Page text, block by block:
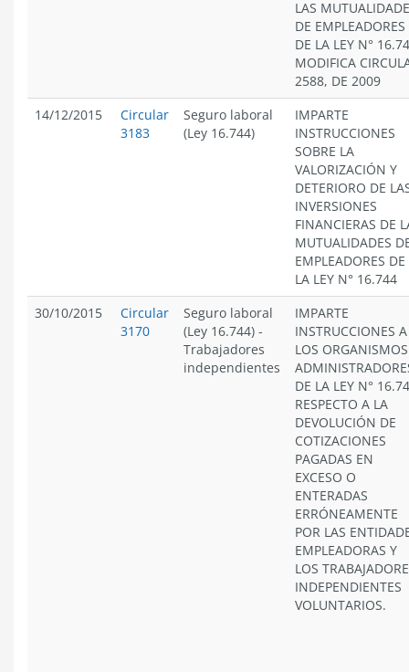
LAS
DE EMPLEADORES
DE LA LEY N°
MODIFICA
2588, DE 2009
14/12/2015
Circular
3183
Seguro laboral
(Ley 16.744)
IMPARTE
INSTRUCCIONES
SOBRE LA
VALORIZACIÓN Y
DETERIORO DE
INVERSIONES
FINANCIERAS DE
MUTUALIDADES
EMPLEADORES DE
LA LEY N° 16.744
30/10/2015
Circular
3170
Seguro laboral
(Ley 16.744) -
Trabajadores
independientes
IMPARTE
INSTRUCCIONES A
LOS ORGANISMOS
DE LA LEY N°
RESPECTO A LA
DEVOLUCIÓN DE
COTIZACIONES
PAGADAS EN
EXCESO O
ENTERADAS
ERRÓNEAMENTE
POR LAS
EMPLEADORAS Y
LOS
INDEPENDIENTES
VOLUNTARIOS.